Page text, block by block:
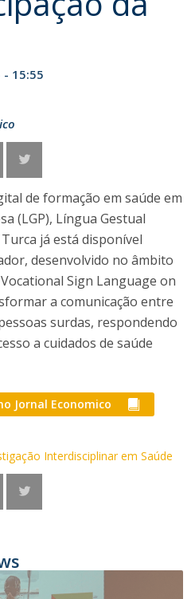
15:55
de formação em saúde em
(LGP), Língua Gestual
já está disponível
desenvolvido no âmbito
Sign Language on
a comunicação entre
surdas, respondendo
a cuidados de saúde
Jornal Economico
Interdisciplinar em Saúde